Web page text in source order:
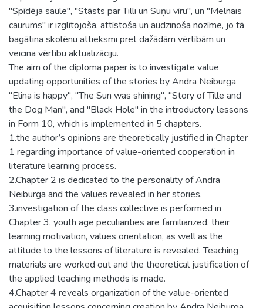
"Spīdēja saule", "Stāsts par Tilli un Suņu vīru", un "Melnais
caurums" ir izglītojoša, attīstoša un audzinoša nozīme, jo tā
bagātina skolēnu attieksmi pret dažādām vērtībām un
veicina vērtību aktualizāciju.
The aim of the diploma paper is to investigate value
updating opportunities of the stories by Andra Neiburga
"Elina is happy", "The Sun was shining", "Story of Tille and
the Dog Man", and "Black Hole" in the introductory lessons
in Form 10, which is implemented in 5 chapters.
1.the author’s opinions are theoretically justified in Chapter
1 regarding importance of value-oriented cooperation in
literature learning process.
2.Chapter 2 is dedicated to the personality of Andra
Neiburga and the values revealed in her stories.
3.investigation of the class collective is performed in
Chapter 3, youth age peculiarities are familiarized, their
learning motivation, values orientation, as well as the
attitude to the lessons of literature is revealed. Teaching
materials are worked out and the theoretical justification of
the applied teaching methods is made.
4.Chapter 4 reveals organization of the value-oriented